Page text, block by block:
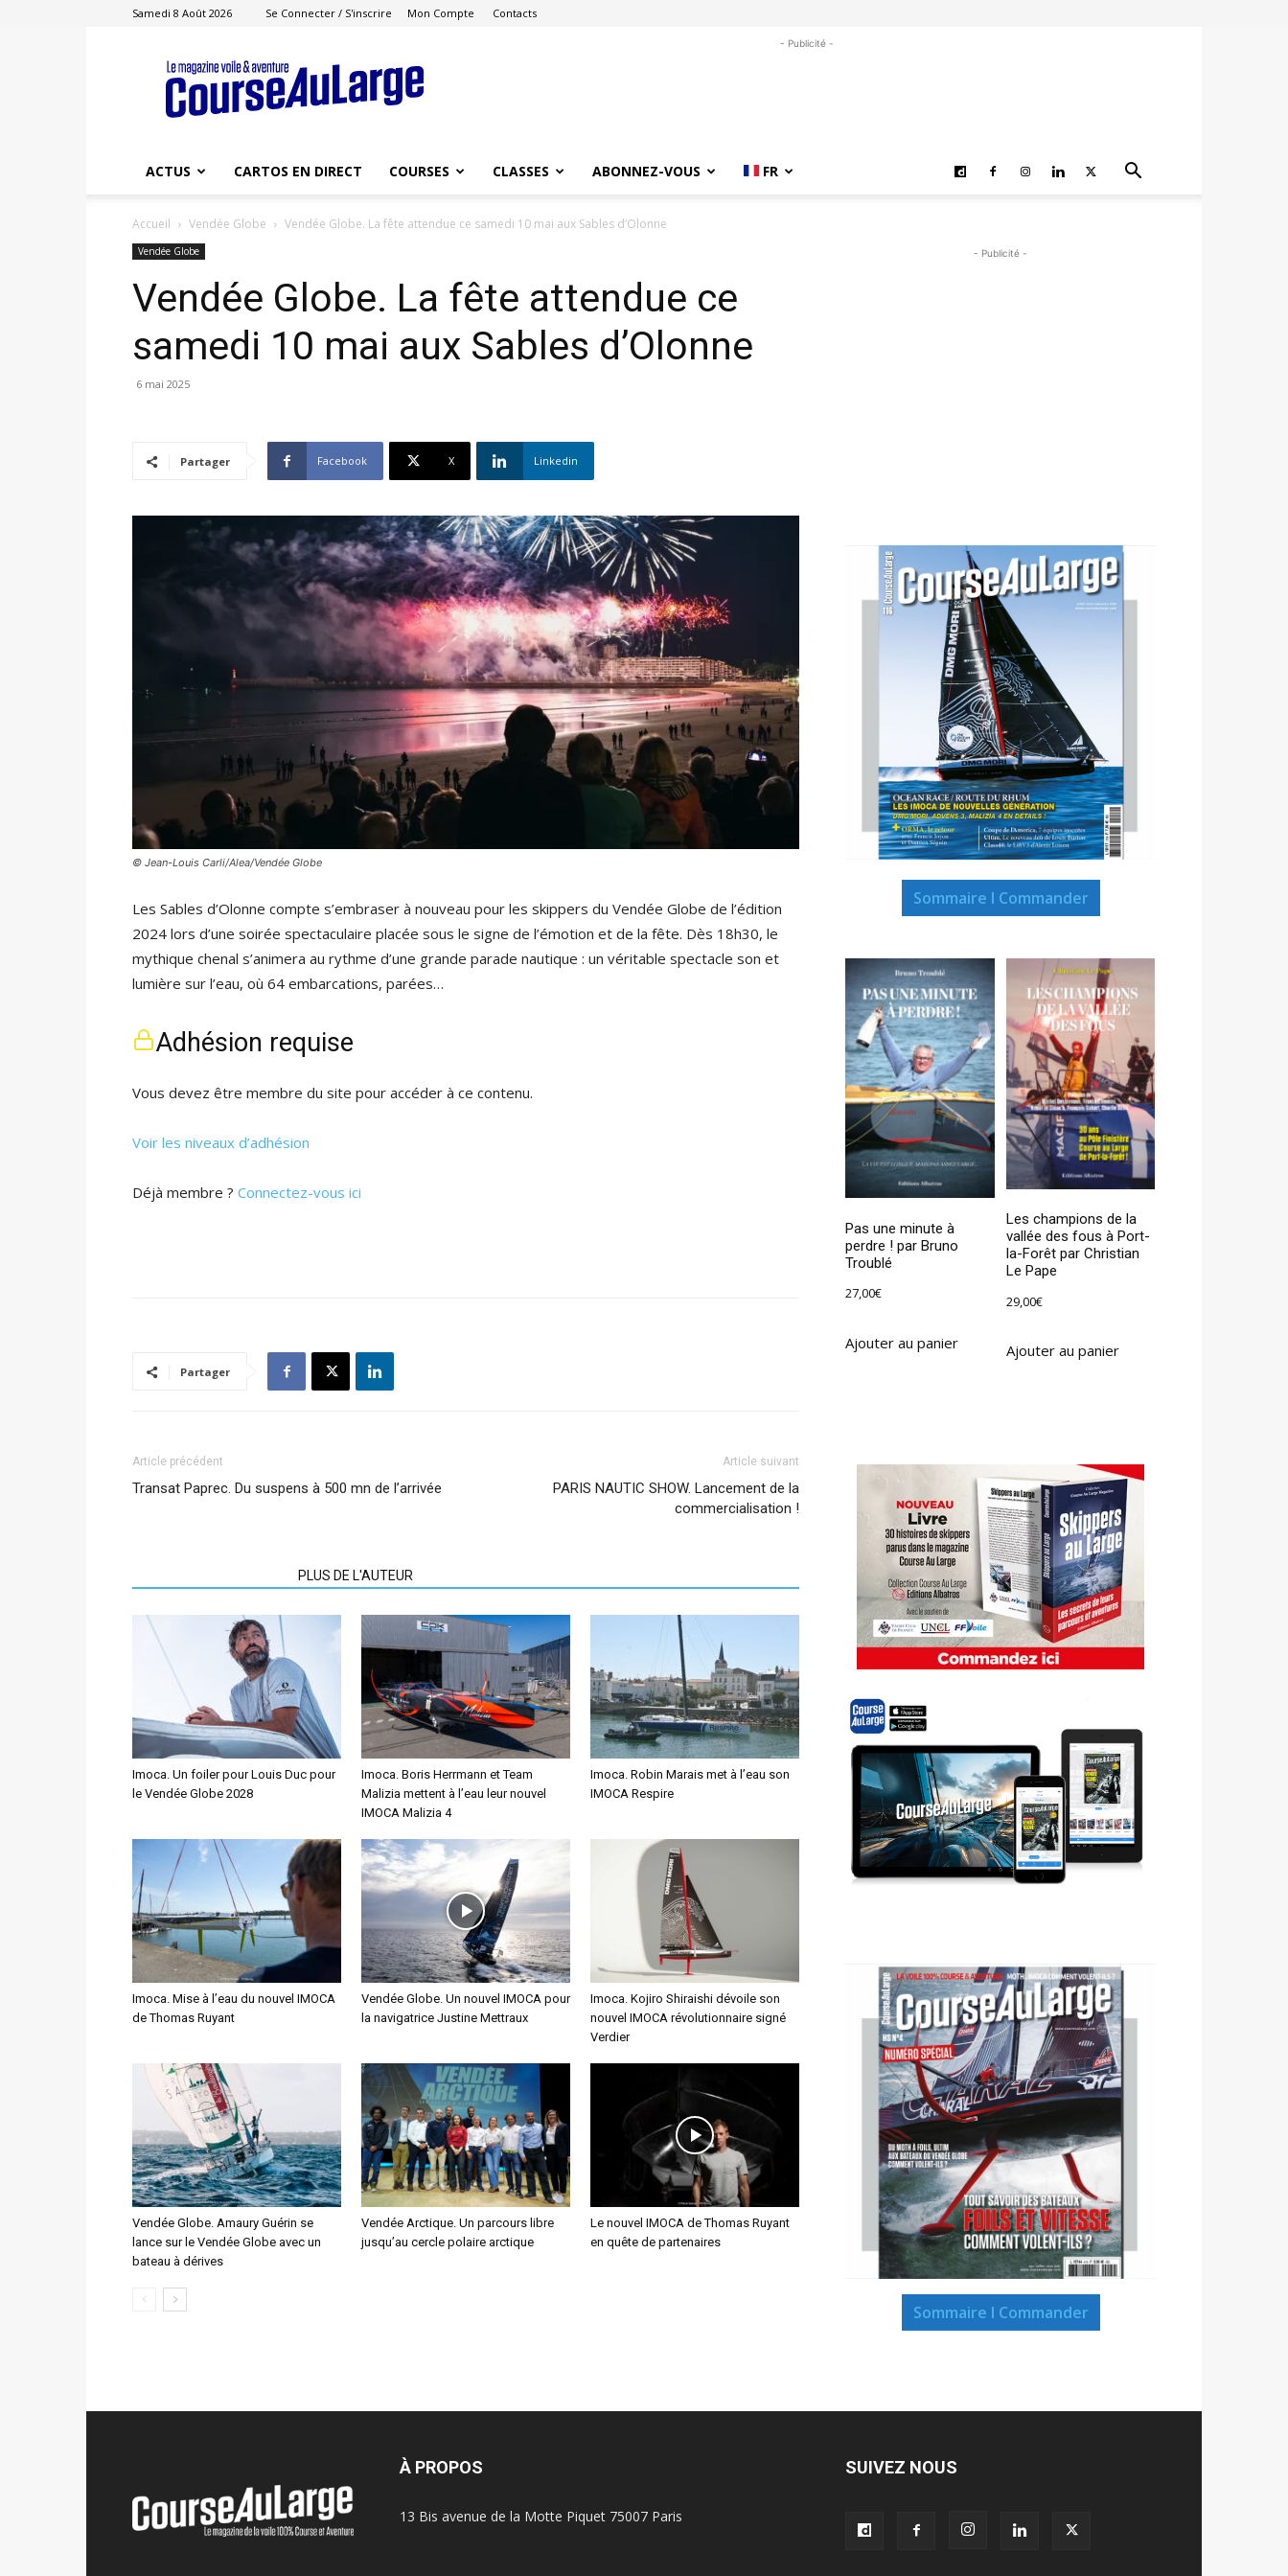
Samedi 8 Août 2026 Se Connecter / S'inscrire Mon Compte Contacts
Course
au
Large
- Publicité -
ACTUS CARTOS EN DIRECT COURSES CLASSES ABONNEZ-VOUS FR
Accueil Vendée Globe Vendée Globe. La fête attendue ce samedi 10 mai aux Sables d’Olonne
Vendée Globe
Vendée Globe. La fête attendue ce
samedi 10 mai aux Sables d’Olonne
6 mai 2025
Partager Facebook X Linkedin
© Jean-Louis Carli/Alea/Vendée Globe
Les Sables d’Olonne compte s’embraser à nouveau pour les skippers du Vendée Globe de l’édition
2024 lors d’une soirée spectaculaire placée sous le signe de l’émotion et de la fête. Dès 18h30, le
mythique chenal s’animera au rythme d’une grande parade nautique : un véritable spectacle son et
lumière sur l’eau, où 64 embarcations, parées…
Adhésion requise
Vous devez être membre du site pour accéder à ce contenu.
Voir les niveaux d’adhésion
Déjà membre ? Connectez-vous ici
Partager
Article précédent
Transat Paprec. Du suspens à 500 mn de l’arrivée
Article suivant
PARIS NAUTIC SHOW. Lancement de la
commercialisation !
PLUS DE L'AUTEUR
Imoca. Un foiler pour Louis Duc pour
le Vendée Globe 2028
Imoca. Boris Herrmann et Team
Malizia mettent à l’eau leur nouvel
IMOCA Malizia 4
Imoca. Robin Marais met à l’eau son
IMOCA Respire
Imoca. Mise à l’eau du nouvel IMOCA
de Thomas Ruyant
Vendée Globe. Un nouvel IMOCA pour
la navigatrice Justine Mettraux
Imoca. Kojiro Shiraishi dévoile son
nouvel IMOCA révolutionnaire signé
Verdier
Vendée Globe. Amaury Guérin se
lance sur le Vendée Globe avec un
bateau à dérives
Vendée Arctique. Un parcours libre
jusqu’au cercle polaire arctique
Le nouvel IMOCA de Thomas Ruyant
en quête de partenaires
- Publicité -
Sommaire I Commander
Pas une minute à
perdre ! par Bruno
Troublé
27,00€
Ajouter au panier
Les champions de la
vallée des fous à Port-
la-Forêt par Christian
Le Pape
29,00€
Ajouter au panier
Sommaire I Commander
À PROPOS
13 Bis avenue de la Motte Piquet 75007 Paris
SUIVEZ NOUS